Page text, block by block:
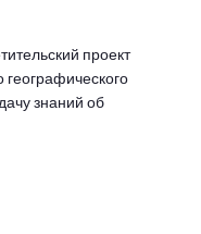
проект
географического
знаний об